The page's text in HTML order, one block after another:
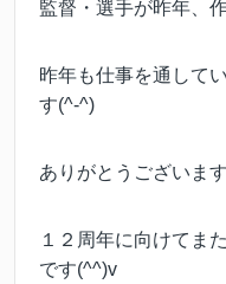
監督・選手が昨年、
昨年も仕事を通して
す(^-^)
ありがとうございます
１２周年に向けてま
です(^^)v